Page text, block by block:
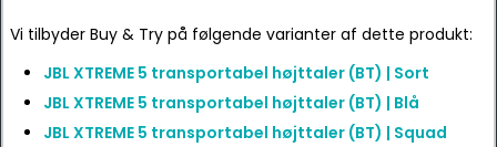
Vi tilbyder Buy & Try på følgende varianter af dette produkt:
JBL XTREME 5 transportabel højttaler (BT) | Sort
JBL XTREME 5 transportabel højttaler (BT) | Blå
JBL XTREME 5 transportabel højttaler (BT) | Squad